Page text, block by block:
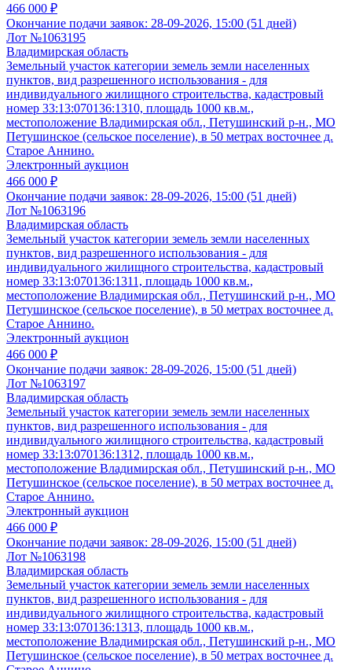
466 000 ₽
Окончание подачи заявок: 28-09-2026, 15:00 (51 дней)
Лот №1063195
Владимирская область
Земельный участок категории земель земли населенных
пунктов, вид разрешенного использования - для
индивидуального жилищного строительства, кадастровый
номер 33:13:070136:1310, площадь 1000 кв.м.,
местоположение Владимирская обл., Петушинский р-н., МО
Петушинское (сельское поселение), в 50 метрах восточнее д.
Старое Аннино.
Электронный аукцион
466 000 ₽
Окончание подачи заявок: 28-09-2026, 15:00 (51 дней)
Лот №1063196
Владимирская область
Земельный участок категории земель земли населенных
пунктов, вид разрешенного использования - для
индивидуального жилищного строительства, кадастровый
номер 33:13:070136:1311, площадь 1000 кв.м.,
местоположение Владимирская обл., Петушинский р-н., МО
Петушинское (сельское поселение), в 50 метрах восточнее д.
Старое Аннино.
Электронный аукцион
466 000 ₽
Окончание подачи заявок: 28-09-2026, 15:00 (51 дней)
Лот №1063197
Владимирская область
Земельный участок категории земель земли населенных
пунктов, вид разрешенного использования - для
индивидуального жилищного строительства, кадастровый
номер 33:13:070136:1312, площадь 1000 кв.м.,
местоположение Владимирская обл., Петушинский р-н., МО
Петушинское (сельское поселение), в 50 метрах восточнее д.
Старое Аннино.
Электронный аукцион
466 000 ₽
Окончание подачи заявок: 28-09-2026, 15:00 (51 дней)
Лот №1063198
Владимирская область
Земельный участок категории земель земли населенных
пунктов, вид разрешенного использования - для
индивидуального жилищного строительства, кадастровый
номер 33:13:070136:1313, площадь 1000 кв.м.,
местоположение Владимирская обл., Петушинский р-н., МО
Петушинское (сельское поселение), в 50 метрах восточнее д.